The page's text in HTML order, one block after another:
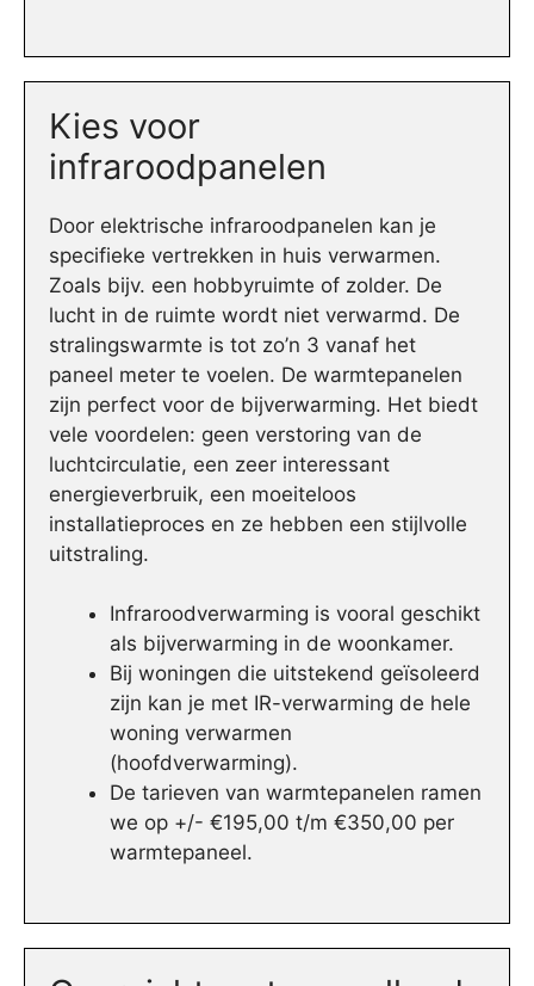
Kies voor
infraroodpanelen
Door elektrische infraroodpanelen kan je
specifieke vertrekken in huis verwarmen.
Zoals bijv. een hobbyruimte of zolder. De
lucht in de ruimte wordt niet verwarmd. De
stralingswarmte is tot zo’n 3 vanaf het
paneel meter te voelen. De warmtepanelen
zijn perfect voor de bijverwarming. Het biedt
vele voordelen: geen verstoring van de
luchtcirculatie, een zeer interessant
energieverbruik, een moeiteloos
installatieproces en ze hebben een stijlvolle
uitstraling.
Infraroodverwarming is vooral geschikt
als bijverwarming in de woonkamer.
Bij woningen die uitstekend geïsoleerd
zijn kan je met IR-verwarming de hele
woning verwarmen
(hoofdverwarming).
De tarieven van warmtepanelen ramen
we op +/- €195,00 t/m €350,00 per
warmtepaneel.